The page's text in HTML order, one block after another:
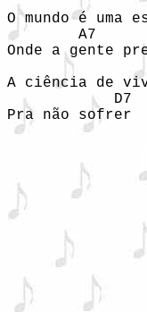
O mundo é uma
        A7
Onde a gente
A ciência de
            D7
Pra não sofrer